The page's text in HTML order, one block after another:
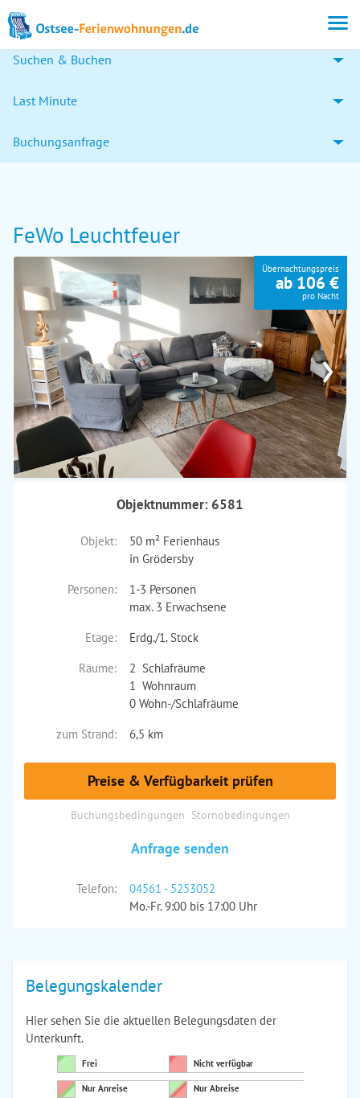
Suchen & Buchen
Last Minute
Buchungsanfrage
FeWo Leuchtfeuer
›
Übernachtungspreis
ab 106 €
pro Nacht
Objektnummer: 6581
Objekt:
50 m² Ferienhaus
in Grödersby
Personen:
1-3 Personen
max. 3 Erwachsene
Etage:
Erdg./1. Stock
Räume:
2 Schlafräume
1 Wohnraum
0 Wohn-/Schlafräume
zum Strand:
6,5 km
Preise & Verfügbarkeit prüfen
Buchungsbedingungen Stornobedingungen
Anfrage senden
Telefon:
04561 - 5253052
Mo.-Fr. 9:00 bis 17:00 Uhr
Belegungskalender
Hier sehen Sie die aktuellen Belegungsdaten der
Unterkunft.
Frei Nicht verfügbar
Nur Anreise Nur Abreise